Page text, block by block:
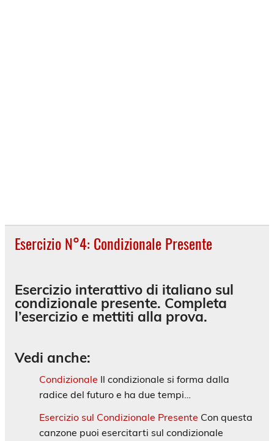
Esercizio N°4: Condizionale Presente
Esercizio interattivo di italiano sul
condizionale presente. Completa
l’esercizio e mettiti alla prova.
Vedi anche:
Condizionale Il condizionale si forma dalla
radice del futuro e ha due tempi…
Esercizio sul Condizionale Presente Con questa
canzone puoi esercitarti sul condizionale